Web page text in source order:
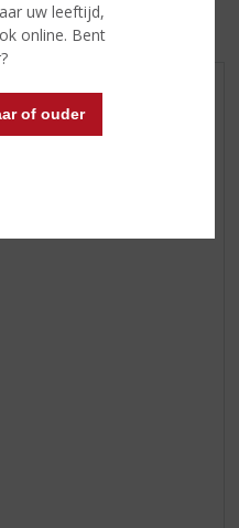
uw leeftijd,
online. Bent
of ouder